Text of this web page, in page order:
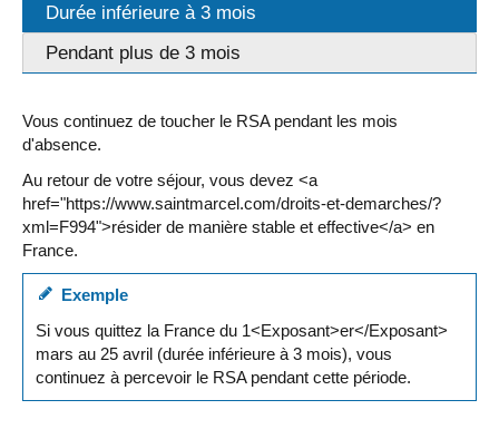
Durée inférieure à 3 mois
Pendant plus de 3 mois
Vous continuez de toucher le RSA pendant les mois
d'absence.
Au retour de votre séjour, vous devez <a
href="https://www.saintmarcel.com/droits-et-demarches/?
xml=F994">résider de manière stable et effective</a> en
France.
Exemple
Si vous quittez la France du 1<Exposant>er</Exposant>
mars au 25 avril (durée inférieure à 3 mois), vous
continuez à percevoir le RSA pendant cette période.